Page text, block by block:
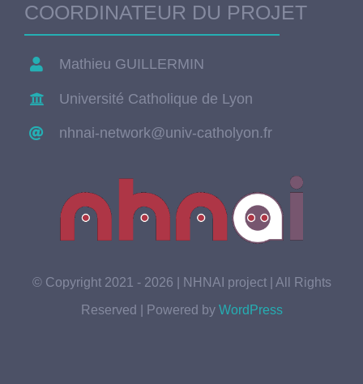
COORDINATEUR DU PROJET
Mathieu GUILLERMIN
Université Catholique de Lyon
nhnai-network@univ-catholyon.fr
© Copyright 2021 - 2026 | NHNAI project | All Rights
Reserved | Powered by WordPress